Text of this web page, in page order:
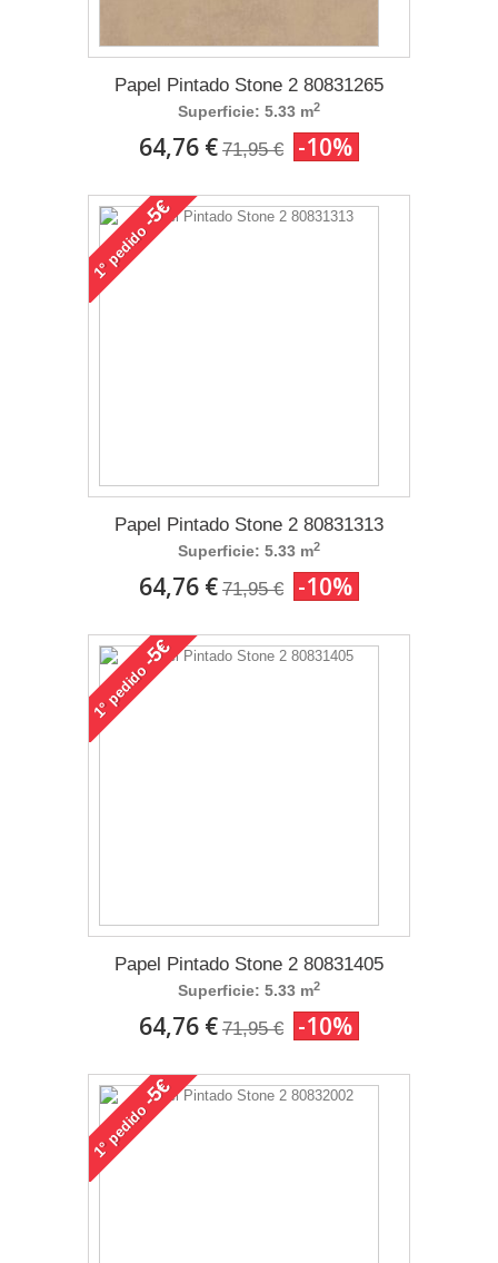
Papel Pintado Stone 2 80831265
Superficie: 5.33 m2
64,76 € 71,95 € -10%
1°
pedido
-5€
Papel Pintado Stone 2 80831313
Superficie: 5.33 m2
64,76 € 71,95 € -10%
1°
pedido
-5€
Papel Pintado Stone 2 80831405
Superficie: 5.33 m2
64,76 € 71,95 € -10%
1°
pedido
-5€